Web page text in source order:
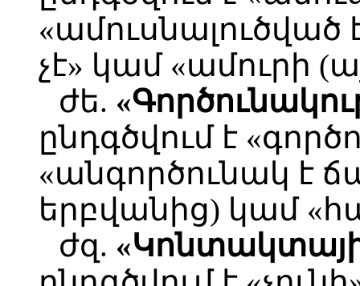
չէ» կամ «ամուրի
ժե.
ընդգծվում է
«անգործունակ է
երբվանից) կամ
ժզ.